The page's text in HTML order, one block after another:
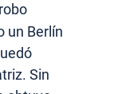
un Berlín
Sin